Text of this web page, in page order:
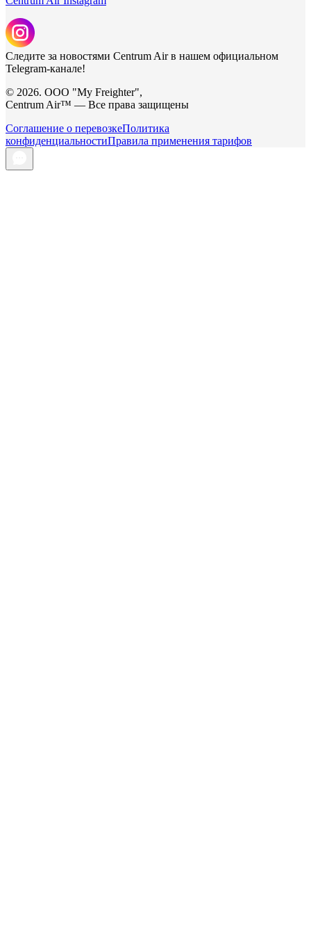
Следите за новостями Centrum Air в нашем официальном
Telegram-канале!
© 2026. ООО "My Freighter",
Centrum Air™ — Все права защищены
Соглашение о перевозкеПолитика
конфиденциальностиПравила применения тарифов